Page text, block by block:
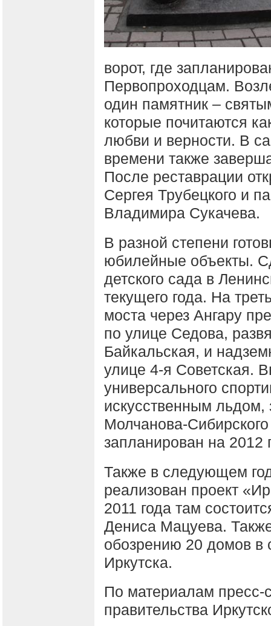
ворот, где
Первопроходцам.
один памятник –
которые почитаются
любви и верности. В
времени также
После реставрации
Сергея Трубецкого и
Владимира Сукачева.
В разной степени
юбилейные объекты.
детского сада в
текущего года. На
моста через Ангару
по улице Седова,
Байкальская, и
улице 4-я Советская.
универсального
искусственным льдом,
Молчанова-
запланирован на 2012
Также в следующем
реализован проект
2011 года там
Дениса Мацуева.
обозрению 20 домов в
Иркутска.
По материалам пресс-
правительства